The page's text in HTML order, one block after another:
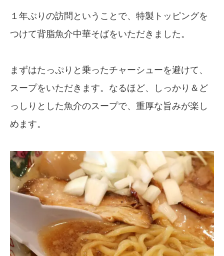
１年ぶりの訪問ということで、特製トッピングを
つけて背脂魚介中華そばをいただきました。
まずはたっぷりと乗ったチャーシューを避けて、
スープをいただきます。なるほど、しっかり＆ど
っしりとした魚介のスープで、重厚な旨みが楽し
めます。